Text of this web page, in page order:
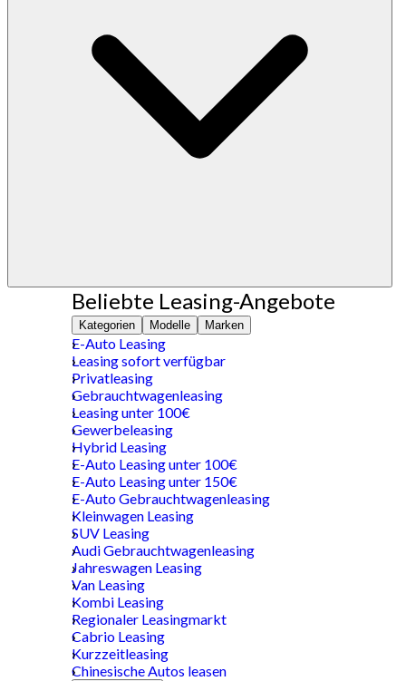
Beliebte Leasing-Angebote
Kategorien Modelle Marken
E-Auto Leasing
Leasing sofort verfügbar
Privatleasing
Gebrauchtwagenleasing
Leasing unter 100€
Gewerbeleasing
Hybrid Leasing
E-Auto Leasing unter 100€
E-Auto Leasing unter 150€
E-Auto Gebrauchtwagenleasing
Kleinwagen Leasing
SUV Leasing
Audi Gebrauchtwagenleasing
Jahreswagen Leasing
Van Leasing
Kombi Leasing
Regionaler Leasingmarkt
Cabrio Leasing
Kurzzeitleasing
Chinesische Autos leasen